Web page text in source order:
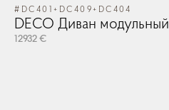
#DC401+DC409+DC404
DECO Диван модульный
12932 €